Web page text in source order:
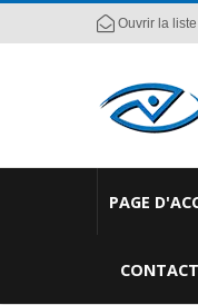
Ouvrir la
PAGE
CONTACT